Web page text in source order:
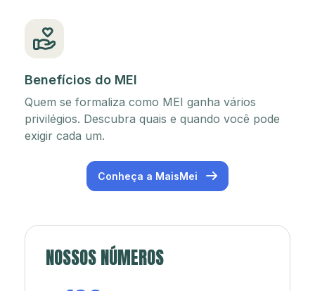
Benefícios do MEI
Quem se formaliza como MEI ganha vários
privilégios. Descubra quais e quando você pode
exigir cada um.
Conheça a MaisMei
NOSSOS NÚMEROS